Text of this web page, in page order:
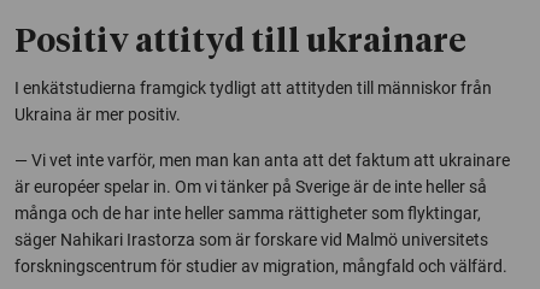
Positiv attityd till ukrainare
I enkätstudierna framgick tydligt att attityden till människor från
Ukraina är mer positiv.
— Vi vet inte varför, men man kan anta att det faktum att ukrainare
är européer spelar in. Om vi tänker på Sverige är de inte heller så
många och de har inte heller samma rättigheter som flyktingar,
säger Nahikari Irastorza som är forskare vid Malmö universitets
forskningscentrum för studier av migration, mångfald och välfärd.